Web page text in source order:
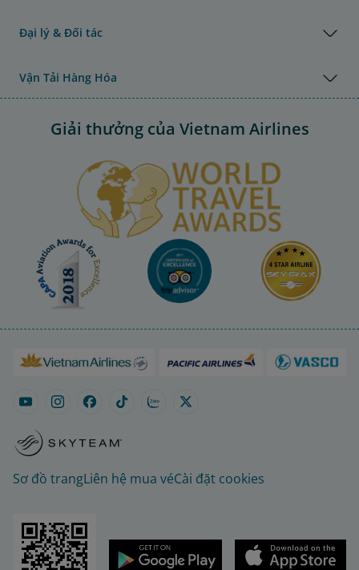
Đại lý & Đối tác
Vận Tải Hàng Hóa
Giải thưởng của Vietnam Airlines
Sơ đồ trangLiên hệ mua véCài đặt cookies